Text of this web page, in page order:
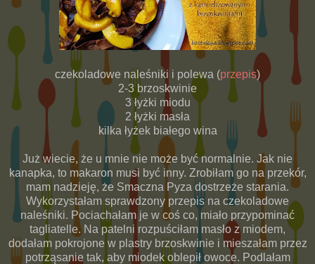
czekoladowe naleśniki i polewa (przepis)
2-3 brzoskwinie
3 łyżki miodu
2 łyżki masła
kilka łyżek białego wina
Już wiecie, że u mnie nie może być normalnie. Jak nie
kanapka, to makaron musi być inny. Zrobiłam go na przekór,
mam nadzieję, że Smaczna Pyza dostrzeże starania.
Wykorzystałam sprawdzony przepis na czekoladowe
naleśniki. Pociachałam je w coś co, miało przypominać
tagliatelle. Na patelni rozpuściłam masło z miodem,
dodałam pokrojone w plastry brzoskwinie i mieszałam przez
potrząsanie tak, aby miodek oblepił owoce. Podlałam